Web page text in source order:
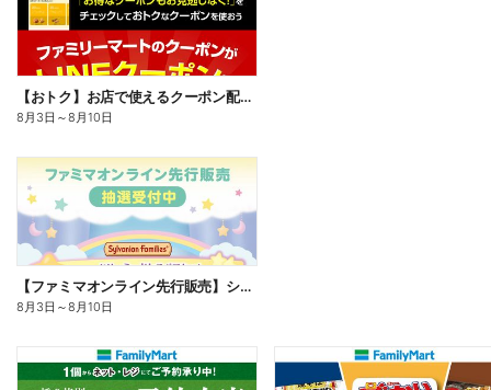
【おトク】お店で使えるクーポン配信中
8月3日 ～8月10日
【ファミマオンライン先行販売】シルバニアファミリー
8月3日 ～8月10日